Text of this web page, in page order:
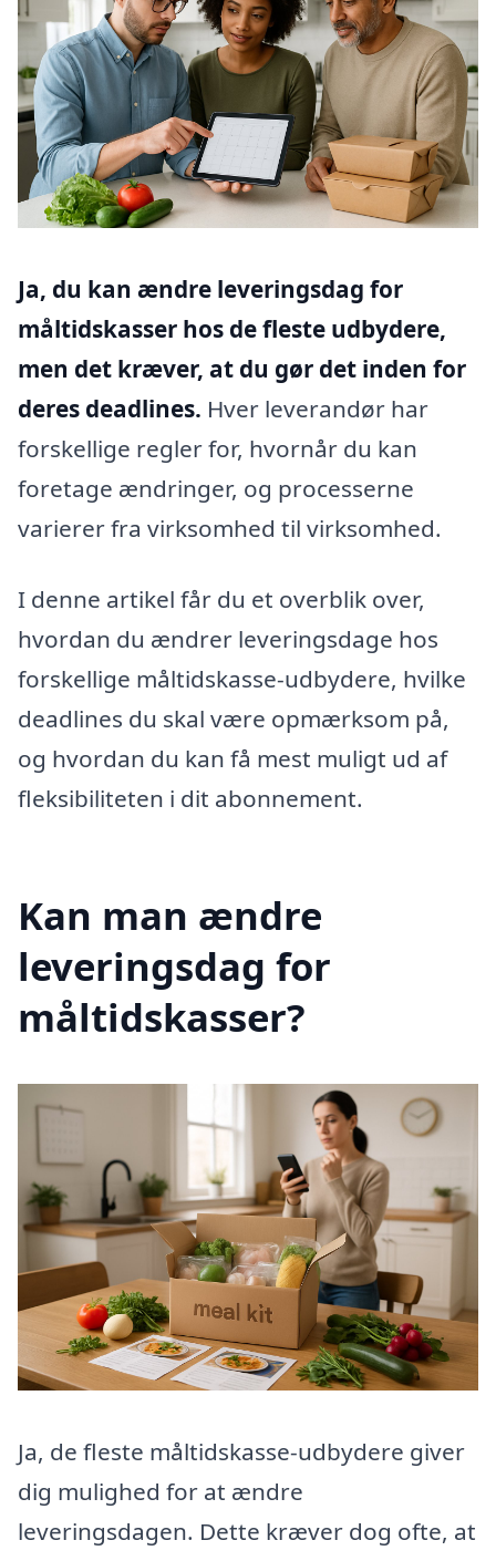
Ja, du kan ændre leveringsdag for
måltidskasser hos de fleste udbydere,
men det kræver, at du gør det inden for
deres deadlines. Hver leverandør har
forskellige regler for, hvornår du kan
foretage ændringer, og processerne
varierer fra virksomhed til virksomhed.
I denne artikel får du et overblik over,
hvordan du ændrer leveringsdage hos
forskellige måltidskasse-udbydere, hvilke
deadlines du skal være opmærksom på,
og hvordan du kan få mest muligt ud af
fleksibiliteten i dit abonnement.
Kan man ændre
leveringsdag for
måltidskasser?
Ja, de fleste måltidskasse-udbydere giver
dig mulighed for at ændre
leveringsdagen. Dette kræver dog ofte, at